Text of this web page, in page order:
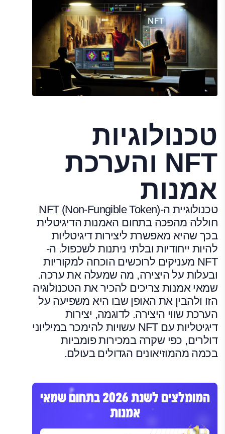
טכנולוגיות
NFT והערכת
אמנות
טכנולוגיית ה-NFT (Non-Fungible Token)
חוללה מהפכה בתחום האמנות הדיגיטלית
בכך שהיא מאפשרת ליצירות דיגיטליות
להיות ייחודיות ובלתי ניתנות לשכפול. ה-
NFT מעניקים לרוכשים הוכחה למקוריות
ובעלות על היצירה, מה שמעלה את ערכה.
שמאי אמנות צריכים להכיר את הטכנולוגיה
הזו ולהבין את האופן שבו היא משפיעה על
הערכת שווי היצירה. לדוגמה, יצירות
דיגיטליות עם NFT עשויות להימכר במיליוני
דולרים, כפי שקרה במכירות פומביות
בכמה מהמוזיאונים הגדולים בעולם.
המומלצים לשנת 2026 בתחום שמאי
אמנות